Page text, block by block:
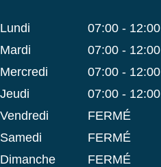
lundi 07:00 - 12:00
mardi
07:00 - 12:00
mercredi
07:00 - 12:00
jeudi
07:00 - 12:00
vendredi
FERMÉ
samedi
FERMÉ
dimanche
FERMÉ